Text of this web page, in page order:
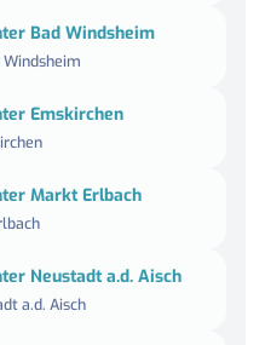
Bad Windsheim
Windsheim
Emskirchen
Markt Erlbach
Neustadt a.d. Aisch
a.d. Aisch